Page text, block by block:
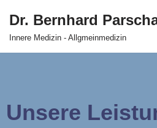
Zum
Dr. Bernhard
Innere Medizin - Allgmeinmedizin
Unsere